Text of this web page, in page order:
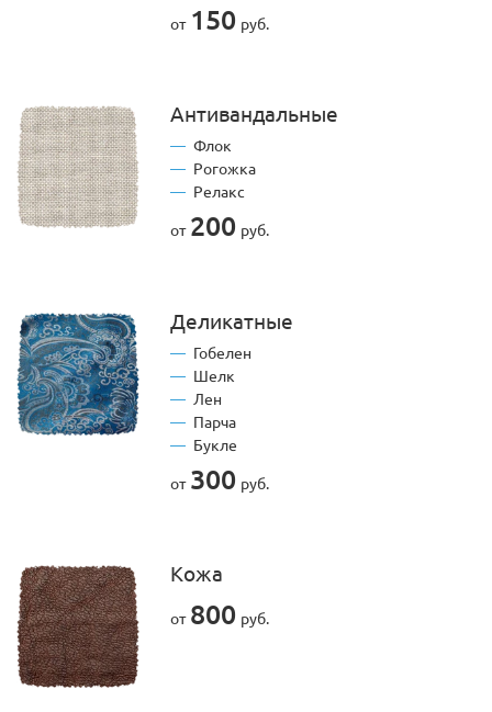
от 150 руб.
Антивандальные
Флок
Рогожка
Релакс
от 200 руб.
Деликатные
Гобелен
Шелк
Лен
Парча
Букле
от 300 руб.
Кожа
от 800 руб.